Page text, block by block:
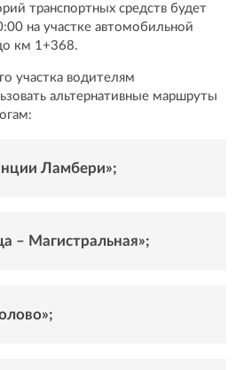
транспортных средств будет
на участке автомобильной
км 1+368.
участка водителям
альтернативные маршруты
Ламбери»;
– Магистральная»;